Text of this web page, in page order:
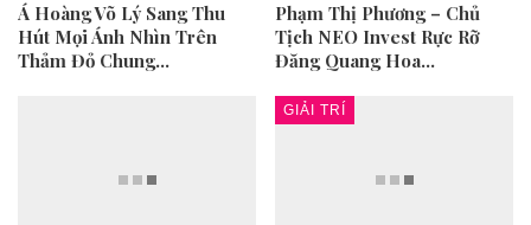
Hoàng Võ Lý Sang Thu
Mọi Ánh Nhìn Trên
Đỏ Chung…
Phạm Thị Phương – Chủ
Tịch NEO Invest Rực Rỡ
Đăng Quang Hoa…
GIẢI TRÍ